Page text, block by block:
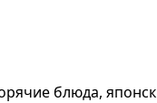
блюда,